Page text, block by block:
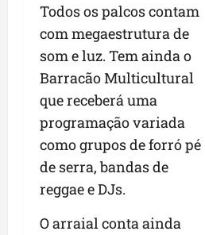
Todos os palcos contam
com megaestrutura de
som e luz. Tem ainda o
Barracão Multicultural
que receberá uma
programação variada
como grupos de forró pé
de serra, bandas de
reggae e DJs.
O arraial conta ainda